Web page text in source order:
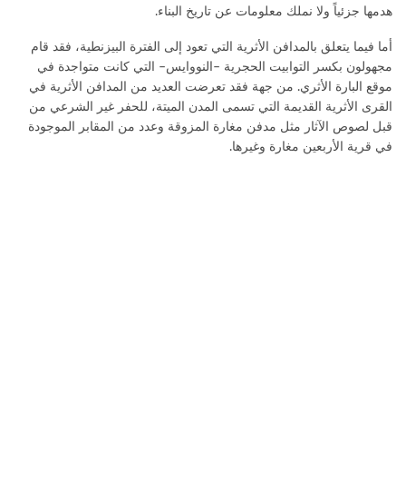
هدمها جزئياً ولا نملك معلومات عن تاريخ البناء.
أما فيما يتعلق بالمدافن الأثرية التي تعود إلى الفترة البيزنطية، فقد قام
مجهولون بكسر التوابيت الحجرية –النووايس– التي كانت متواجدة في
موقع البارة الأثري. من جهة فقد تعرضت العديد من المدافن الأثرية في
القرى الأثرية القديمة التي تسمى المدن الميتة، للحفر غير الشرعي من
قبل لصوص الآثار مثل مدفن مغارة المزوقة وعدد من المقابر الموجودة
في قرية الأربعين مغارة وغيرها.